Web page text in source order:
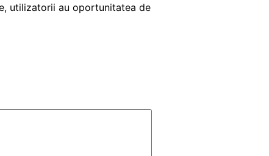
utilizatorii au oportunitatea de